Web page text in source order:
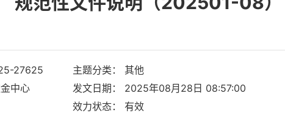
27625
主题分类： 其他
中心
发文日期： 2025年08月28日 08:57:00
效力状态： 有效